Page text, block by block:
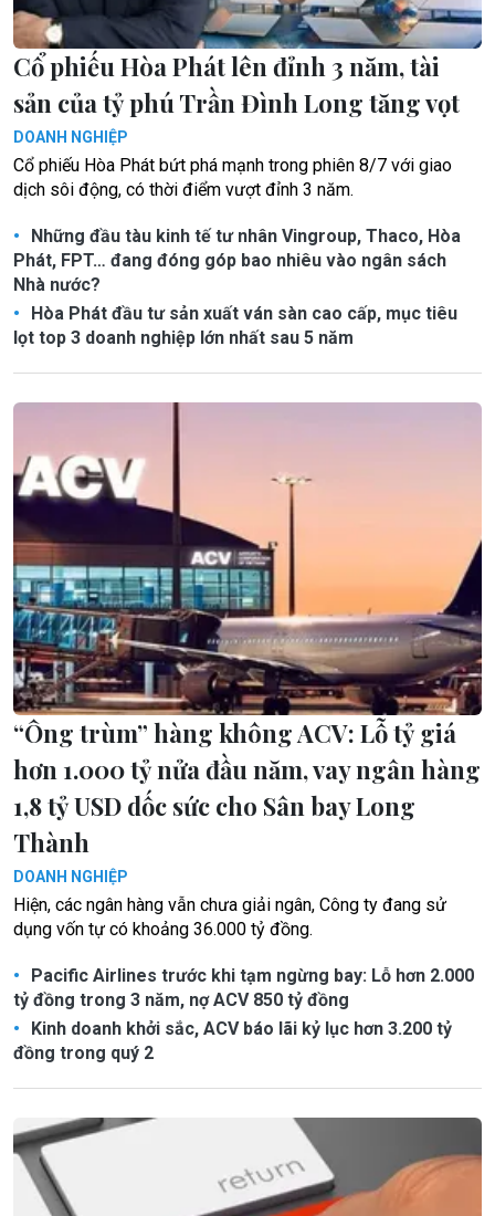
Cổ phiếu Hòa Phát lên đỉnh 3 năm, tài
sản của tỷ phú Trần Đình Long tăng vọt
DOANH NGHIỆP
Cổ phiếu Hòa Phát bứt phá mạnh trong phiên 8/7 với giao
dịch sôi động, có thời điểm vượt đỉnh 3 năm.
Những đầu tàu kinh tế tư nhân Vingroup, Thaco, Hòa
Phát, FPT… đang đóng góp bao nhiêu vào ngân sách
Nhà nước?
Hòa Phát đầu tư sản xuất ván sàn cao cấp, mục tiêu
lọt top 3 doanh nghiệp lớn nhất sau 5 năm
“Ông trùm” hàng không ACV: Lỗ tỷ giá
hơn 1.000 tỷ nửa đầu năm, vay ngân hàng
1,8 tỷ USD dốc sức cho Sân bay Long
Thành
DOANH NGHIỆP
Hiện, các ngân hàng vẫn chưa giải ngân, Công ty đang sử
dụng vốn tự có khoảng 36.000 tỷ đồng.
Pacific Airlines trước khi tạm ngừng bay: Lỗ hơn 2.000
tỷ đồng trong 3 năm, nợ ACV 850 tỷ đồng
Kinh doanh khởi sắc, ACV báo lãi kỷ lục hơn 3.200 tỷ
đồng trong quý 2